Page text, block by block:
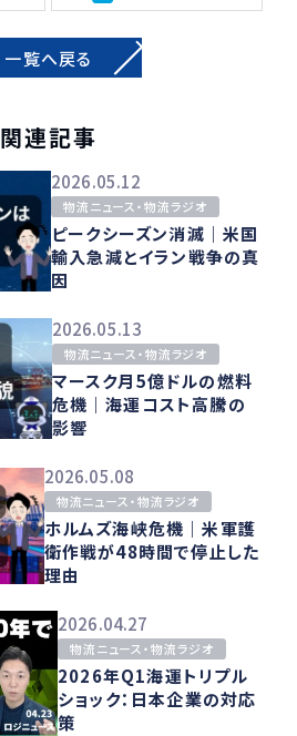
一覧へ戻る
関連記事
2026.05.12
物流ニュース・物流ラジオ
ピークシーズン消滅｜米国
輸入急減とイラン戦争の真
因
2026.05.13
物流ニュース・物流ラジオ
マースク月5億ドルの燃料
危機｜海運コスト高騰の
影響
2026.05.08
物流ニュース・物流ラジオ
ホルムズ海峡危機｜米軍護
衛作戦が48時間で停止した
理由
2026.04.27
物流ニュース・物流ラジオ
2026年Q1海運トリプル
ショック：日本企業の対応
策